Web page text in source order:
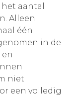
aantal
Alleen
één
in de
niet
een volledig